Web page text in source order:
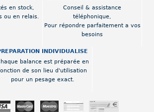
en stock,
ou en relais.
Conseil & assistance
téléphonique,
Pour répondre parfaitement a vos
besoins
INDIVIDUALISE
balance est préparée en
de son lieu d'utilisation
pour un pesage exact.